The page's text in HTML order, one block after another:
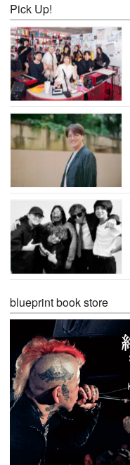
Pick Up!
blueprint book store